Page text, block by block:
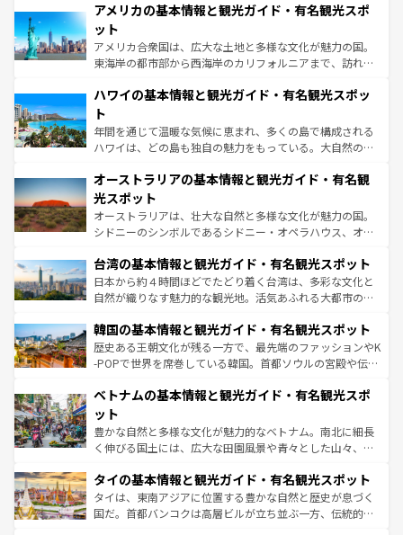
ンツ一覧を参照してほしい。
の建物がそのまま残る町や、スイスならではのユニークな
博物館もあり、アルプス観光だけでなく町歩きも満喫する
ことができる。国民の所得が高いため物価も高いが、旅行
者向けの交通パス提供のサービスもあり、うまく活用すれ
着のスイス情報はコンテンツ一覧を参照してほしい。
アメリカの基本情報と観光ガイド・有名観光スポ
ット
アメリカ合衆国は、広大な土地と多様な文化が魅力の国。
東海岸の都市部から西海岸のカリフォルニアまで、訪れる
のような巨大都市は、観光、ショッピング、エンターテイ
ンメントが詰まった刺激的なスポットだ。一方、アメリカ
西部には大自然が広がり、グランドキャニオンやイエロー
ストーン国立公園といった絶景が堪能できる。さらに、南
文化が魅力。旅行者はアメリカの各地域で異なる魅力を楽
しみながら、その多様性と豊かな歴史を感じることができ
るだろう。車でのロードトリップや列車の旅も、アメリカ
ならではの贅沢な旅のスタイルだ。 なお、新着のアメリカ
情報は コンテンツ一覧 を参照してほしい。
ハワイの基本情報と観光ガイド・有名観光スポッ
ト
年間を通じて温暖な気候に恵まれ、多くの島で構成される
ハワイは、どの島も独自の魅力をもっている。大自然の神
ワイ島は見逃せない。また、定番の観光地といえばオアフ
島だが、静かな自然を求めるならマウイ島やカウアイ島が
おすすめ。エメラルドグリーンに輝く海をはじめ、豊かな
文化や歴史が息づいている。「アロハスピリット」と呼ば
人々、おいしいローカルフードやハワイアンミュージッ
ク、伝統的なフラダンスなど、すべてがハワイの魅力を彩
っている。訪れるたびに新しい発見と感動が待っているハ
はコンテンツ一覧を参照してほしい。
オーストラリアの基本情報と観光ガイド・有名観
光スポット
オーストラリアは、壮大な自然と多様な文化が魅力の国。
シドニーのシンボルであるシドニー・オペラハウス、オー
リアリーフや大陸中央部にそびえるウルル（エアーズロッ
ク）、タスマニアの美しい原生林やケアンズの熱帯雨林な
ど、見どころがたくさん。また、カフェやワイン、オージ
いる。アクティビティも充実しており、サーフィンやダイ
ビング、ハイキングなど、アウトドア好きにはたまらな
い。オーストラリアの多彩な魅力を存分に味わいつくそ
参照してほしい。
台湾の基本情報と観光ガイド・有名観光スポット
日本から約４時間ほどでたどり着く台湾は、多彩な文化と
自然が織りなす魅力的な観光地。活気あふれる大都市の台
ン）、静ひつな山岳地帯である台湾東部など、都市の喧騒
と山間の静けさが共存しており、訪れる人に新しい発見と
驚きをもたらしてくれる。また、奥深い台湾の食文化も魅
容にもいいと評判のスイーツなど、バラエティ豊かな料理
照してほしい。
韓国の基本情報と観光ガイド・有名観光スポット
歴史ある王朝文化が残る一方で、最先端のファッションやK
-POPで世界を席巻している韓国。首都ソウルの宮殿や伝統
き、地方に足を延ばせば四季折々の自然美を楽しむことが
できる。そして、キムチや焼肉、絶品のストリートフード
まで、さまざまな韓国料理が待っている。夜には、韓国な
らではのナイトライフも堪能できる。あたたかいホスピタ
わってみてほしい。 なお、新着の韓国情報はコンテンツ一
覧 を参照してほしい。
ベトナムの基本情報と観光ガイド・有名観光スポ
ット
豊かな自然と多様な文化が魅力的なベトナム。南北に細長
く伸びる国土には、広大な田園風景や青々とした山々、世
急速な発展と共に伝統が息づく。ハノイの古い町並みやホ
ーチミン市のフランス統治時代の建物も、独特の雰囲気を
醸し出している。また、バラエティの豊かさとおいしさで
タイの基本情報と観光ガイド・有名観光スポット
タイは、東南アジアに位置する豊かな自然と歴史が息づく
国だ。首都バンコクは高層ビルが立ち並ぶ一方、伝統的な